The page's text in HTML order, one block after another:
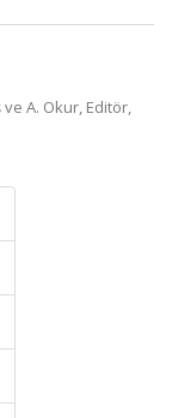
ve A. Okur, Editör,